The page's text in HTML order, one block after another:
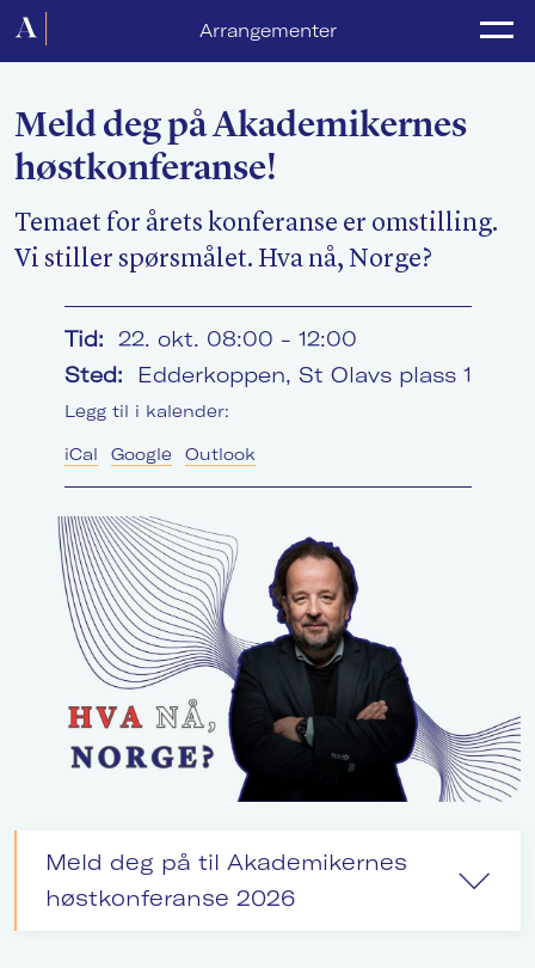
Arrangementer
Forside
Lønnsoppgjør
Medlemsforeninger
Kurs og konferanser
Akademikerne Pluss
Nyheter
Om Akademikerne
Søk
Meld deg på Akademikernes
høstkonferanse!
Temaet for årets konferanse er omstilling.
Vi stiller spørsmålet. Hva nå, Norge?
Tid:
22. okt. 08:00 - 12:00
Sted:
Edderkoppen, St Olavs plass 1
Legg til i kalender:
iCal
Google Outlook
Meld deg på til Akademikernes
høstkonferanse 2026